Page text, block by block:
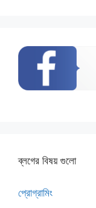
ব্লগের বিষয় গুলো
প্রোগ্রামিং